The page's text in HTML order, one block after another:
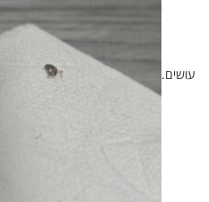
עושים.